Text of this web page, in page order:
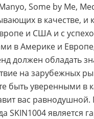
Some by Me,
в качестве, и
и США и с
в Америке и Европе,
должен обладать
на зарубежных
быть уверенными в
вас
является